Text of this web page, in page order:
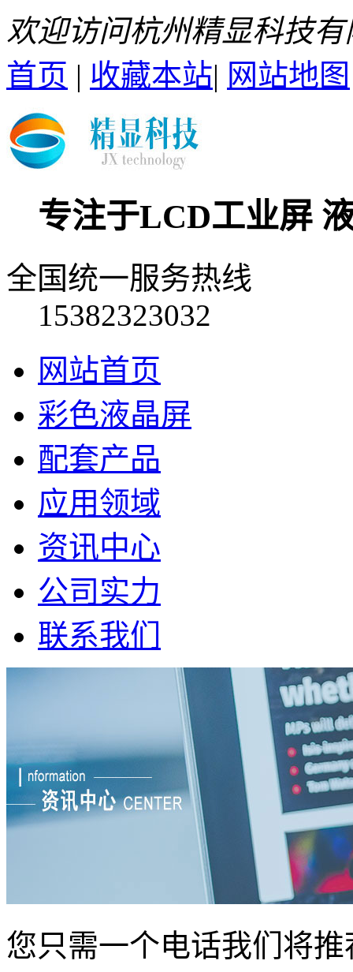
欢迎访问杭州精显科技
首页 | 收藏本站| 网站地图
专注于LCD工业屏
全国统一服务热线
15382323032
网站首页
彩色液晶屏
配套产品
应用领域
资讯中心
公司实力
联系我们
您只需一个电话我们将